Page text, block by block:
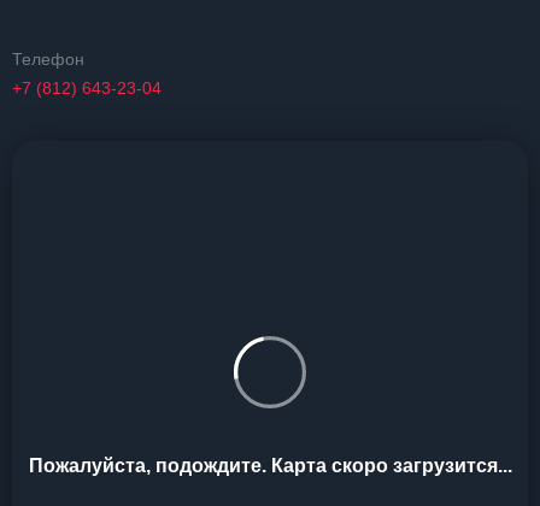
Телефон
+7 (812) 643-23-04
Пожалуйста, подождите. Карта скоро загрузится...